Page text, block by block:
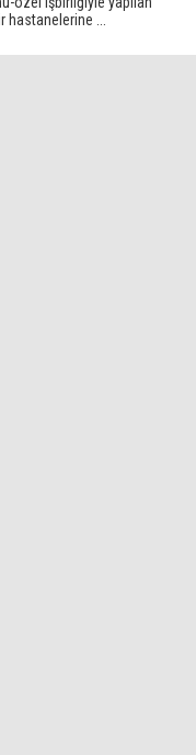
hastanelerine ...